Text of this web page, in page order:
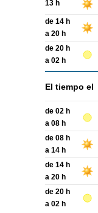
13 h
de 14 h
a 20 h
de 20 h
a 02 h
El tiempo el
de 02 h
a 08 h
de 08 h
a 14 h
de 14 h
a 20 h
de 20 h
a 02 h